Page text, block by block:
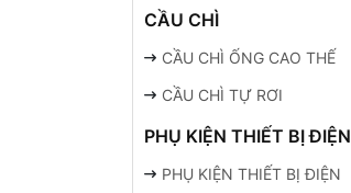
CẦU CHÌ
CẦU CHÌ ỐNG CAO THẾ
CẦU CHÌ TỰ RƠI
PHỤ KIỆN THIẾT BỊ ĐIỆN
PHỤ KIỆN THIẾT BỊ ĐIỆN